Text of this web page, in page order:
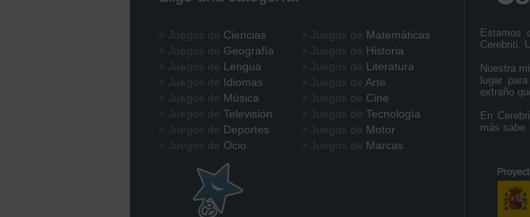
> Juegos de Ciencias > Juegos de Matemáticas
> Juegos de Geografía > Juegos de Historia
> Juegos de Lengua > Juegos de Literatura
> Juegos de Idiomas > Juegos de Arte
> Juegos de Música > Juegos de Cine
> Juegos de Televisión > Juegos de Tecnología
> Juegos de Deportes > Juegos de Motor
> Juegos de Ocio > Juegos de Marcas
Estamos
Cerebriti.
Nuestra
lugar
extraño
En
más